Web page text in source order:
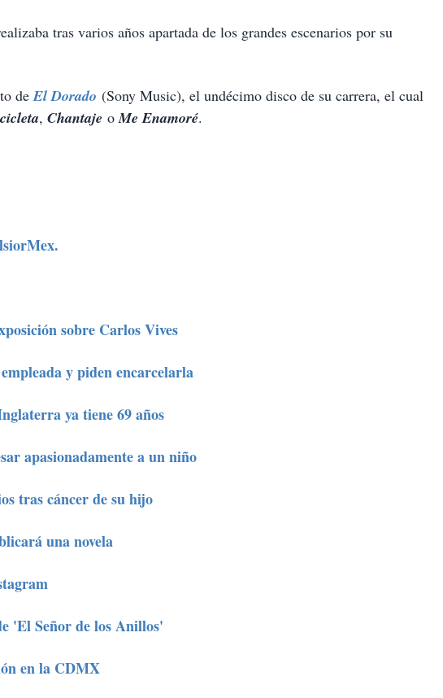
tras varios años apartada de los grandes escenarios por su
deEl Dorado (Sony Music), el undécimo disco de su carrera, el cual
, Chantaje o Me Enamoré.
sobre Carlos Vives
y piden encarcelarla
ya tiene 69 años
apasionadamente a un niño
tras cáncer de su hijo
una novela
'El Señor de los Anillos'
en la CDMX